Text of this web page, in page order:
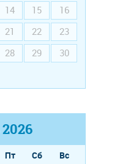
14 15
16
21 22
23
28 29
30
2026
Пт Сб
Вс